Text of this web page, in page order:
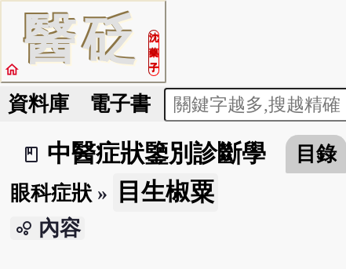
醫砭
沈
藥
子
home
資料庫 電子書
book_2
中醫症狀鑒別診斷學 目錄
眼科症狀» 目生椒粟
bubble_chart 內容